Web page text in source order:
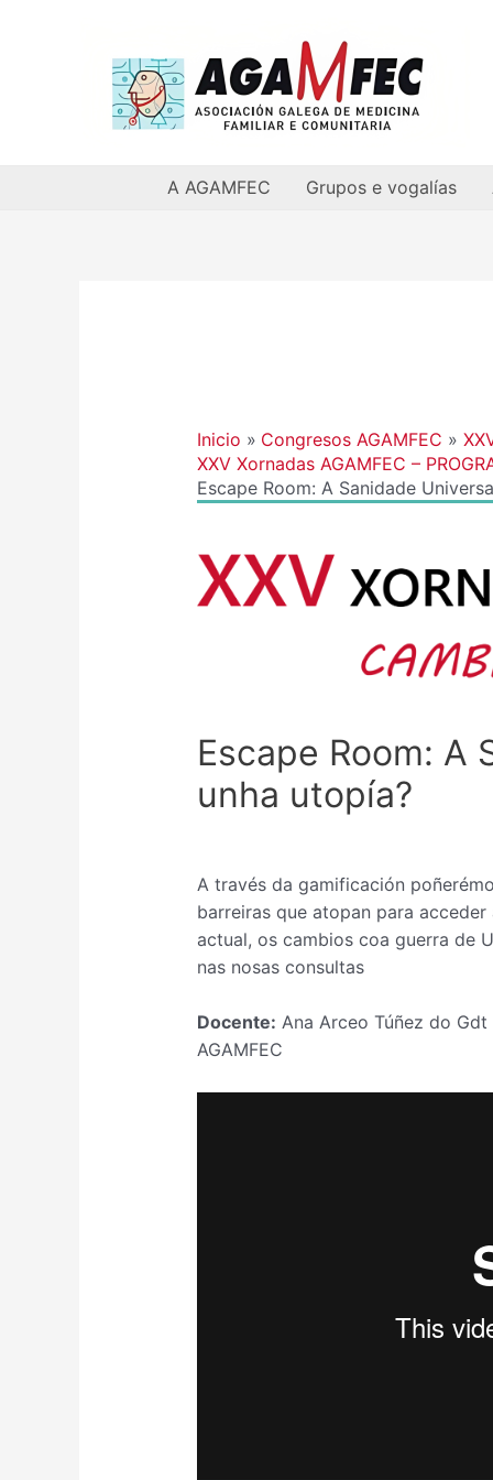
A AGAMFEC Grupos e vogalías
Inicio Congresos AGAMFEC
XXV Xornadas AGAMFEC –
Escape Room: A Sanidade
Escape Room: A
unha utopía?
A través da gamificación
barreiras que atopan para
actual, os cambios coa guerra de
nas nosas consultas
Docente: Ana Arceo Túñez do
AGAMFEC